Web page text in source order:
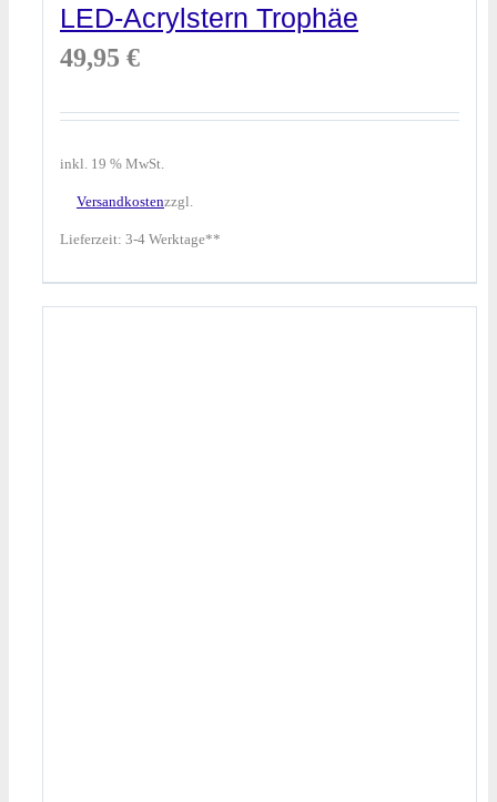
LED-Acrylstern Trophäe
49,95 €
inkl. 19 % MwSt.
zzgl.
Versandkosten
Lieferzeit: 3-4 Werktage**